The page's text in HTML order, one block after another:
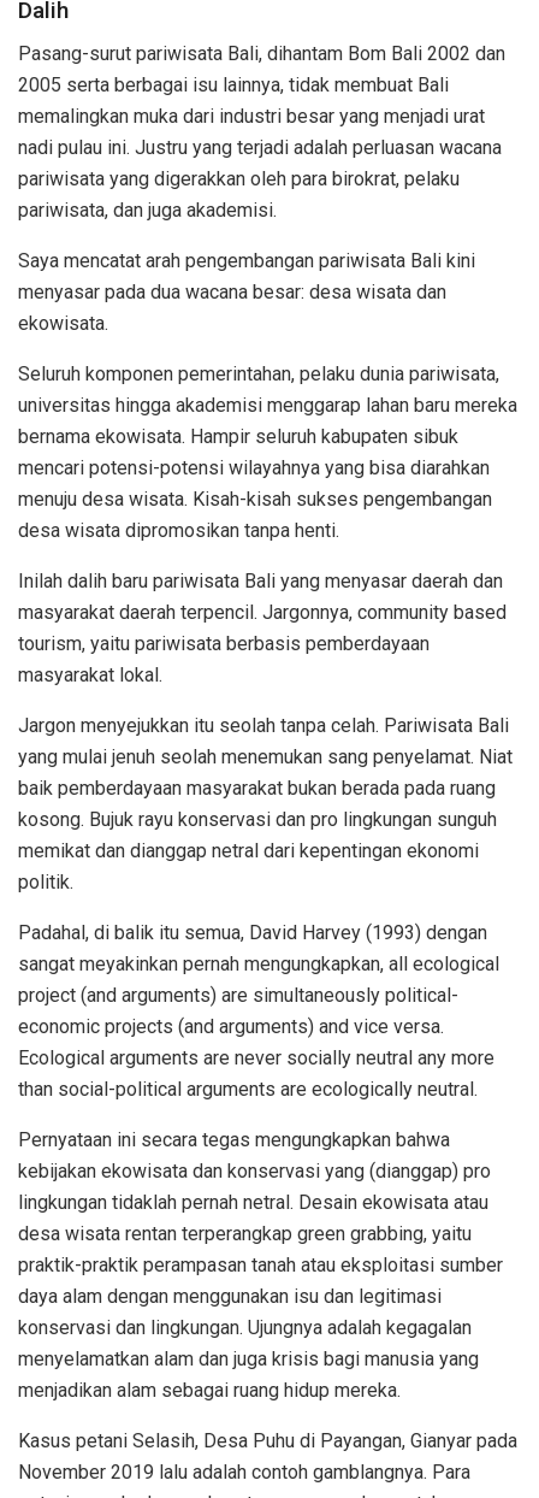
Dalih
Pasang-surut pariwisata Bali, dihantam Bom Bali 2002 dan
2005 serta berbagai isu lainnya, tidak membuat Bali
memalingkan muka dari industri besar yang menjadi urat
nadi pulau ini. Justru yang terjadi adalah perluasan wacana
pariwisata yang digerakkan oleh para birokrat, pelaku
pariwisata, dan juga akademisi.
Saya mencatat arah pengembangan pariwisata Bali kini
menyasar pada dua wacana besar: desa wisata dan
ekowisata.
Seluruh komponen pemerintahan, pelaku dunia pariwisata,
universitas hingga akademisi menggarap lahan baru mereka
bernama ekowisata. Hampir seluruh kabupaten sibuk
mencari potensi-potensi wilayahnya yang bisa diarahkan
menuju desa wisata. Kisah-kisah sukses pengembangan
desa wisata dipromosikan tanpa henti.
Inilah dalih baru pariwisata Bali yang menyasar daerah dan
masyarakat daerah terpencil. Jargonnya, community based
tourism, yaitu pariwisata berbasis pemberdayaan
masyarakat lokal.
Jargon menyejukkan itu seolah tanpa celah. Pariwisata Bali
yang mulai jenuh seolah menemukan sang penyelamat. Niat
baik pemberdayaan masyarakat bukan berada pada ruang
kosong. Bujuk rayu konservasi dan pro lingkungan sunguh
memikat dan dianggap netral dari kepentingan ekonomi
politik.
Padahal, di balik itu semua, David Harvey (1993) dengan
sangat meyakinkan pernah mengungkapkan, all ecological
project (and arguments) are simultaneously political-
economic projects (and arguments) and vice versa.
Ecological arguments are never socially neutral any more
than social-political arguments are ecologically neutral.
Pernyataan ini secara tegas mengungkapkan bahwa
kebijakan ekowisata dan konservasi yang (dianggap) pro
lingkungan tidaklah pernah netral. Desain ekowisata atau
desa wisata rentan terperangkap green grabbing, yaitu
praktik-praktik perampasan tanah atau eksploitasi sumber
daya alam dengan menggunakan isu dan legitimasi
konservasi dan lingkungan. Ujungnya adalah kegagalan
menyelamatkan alam dan juga krisis bagi manusia yang
menjadikan alam sebagai ruang hidup mereka.
Kasus petani Selasih, Desa Puhu di Payangan, Gianyar pada
November 2019 lalu adalah contoh gamblangnya. Para